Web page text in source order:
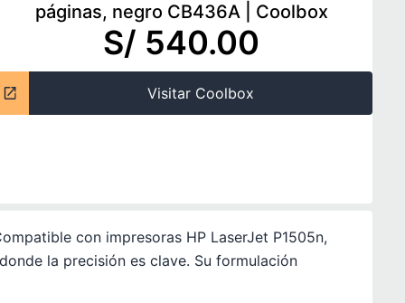
páginas, negro CB436A| Coolbox
S/ 540.00
Visitar Coolbox
con impresoras HP LaserJet P1505n,
la precisión es clave. Su formulación